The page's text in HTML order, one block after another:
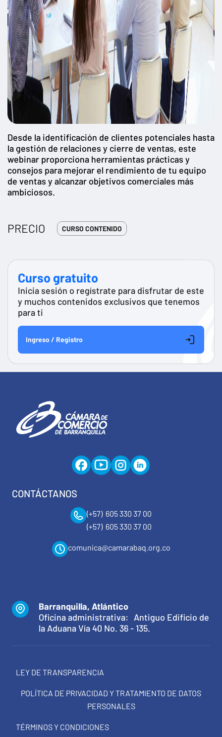
Desde la identificación de clientes potenciales hasta
la gestión de relaciones y cierre de ventas, este
webinar proporciona herramientas prácticas y
consejos para mejorar el rendimiento de tu equipo
de ventas y alcanzar objetivos comerciales más
ambiciosos.
PRECIO CURSO CONTENIDO
Curso gratuito
Inicia sesión o regístrate para disfrutar de este
y muchos contenidos exclusivos que tenemos
para ti
Ingreso / Registro
CONTÁCTANOS
(+57) 605 330 37 00
(+57) 605 330 37 00
comunica@camarabaq.org.co
Barranquilla, Atlántico
Oficina administrativa: Antiguo Edificio de
la Aduana Vía 40 No. 36 - 135.
LEY DE TRANSPARENCIA
POLÍTICA DE PRIVACIDAD Y TRATAMIENTO DE DATOS
PERSONALES
TÉRMINOS Y CONDICIONES